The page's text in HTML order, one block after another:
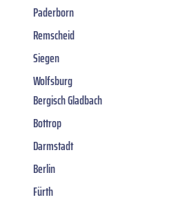
Paderborn
Remscheid
Siegen
Wolfsburg
Bergisch Gladbach
Bottrop
Darmstadt
Berlin
Fürth